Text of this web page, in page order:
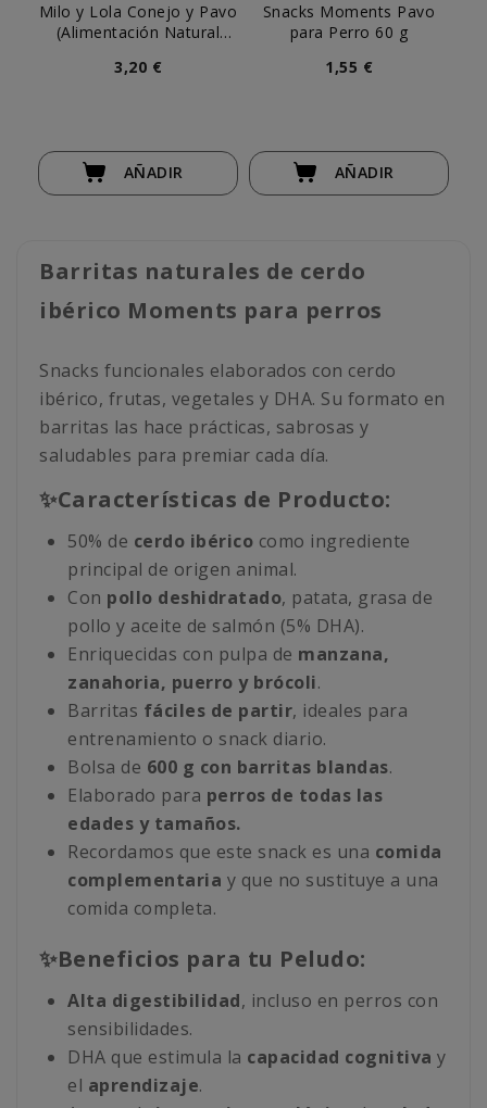
Milo y Lola Conejo y Pavo
(Alimentación Natural
3,20 €
AÑADIR
Snacks Moments Pavo
para Perro 60 g
1,55 €
AÑADIR
Barritas naturales de cerdo
ibérico Moments para perros
Snacks funcionales elaborados con cerdo
ibérico, frutas, vegetales y DHA. Su formato en
barritas las hace prácticas, sabrosas y
saludables para premiar cada día.
✨Características de Producto:
50% de cerdo ibérico como ingrediente
principal de origen animal.
Con pollo deshidratado, patata, grasa de
pollo y aceite de salmón (5% DHA).
Enriquecidas con pulpa de manzana,
zanahoria, puerro y brócoli.
Barritas fáciles de partir, ideales para
entrenamiento o snack diario.
Bolsa de 600 g con barritas blandas.
Elaborado para perros de todas las
edades y tamaños.
Recordamos que este snack es una comida
complementaria y que no sustituye a una
comida completa.
✨Beneficios para tu Peludo:
Alta digestibilidad, incluso en perros con
sensibilidades.
DHA que estimula la capacidad cognitiva y
el aprendizaje.